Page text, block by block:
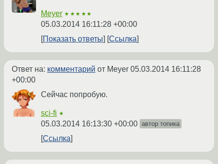
Meyer ★★★★★
05.03.2014 16:11:28 +00:00
Показать ответы
Ссылка
Ответ на: комментарий от Meyer 05.03.2014 16:11:28
+00:00
Сейчас попробую.
sci-fi ★
05.03.2014 16:13:30 +00:00 автор топика
Ссылка